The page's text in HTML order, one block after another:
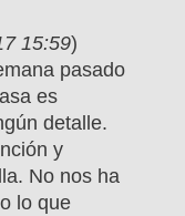
15:59)
pasado
es
detalle.
y
No nos ha
lo que